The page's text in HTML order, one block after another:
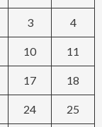
3 4
10 11
17 18
24 25